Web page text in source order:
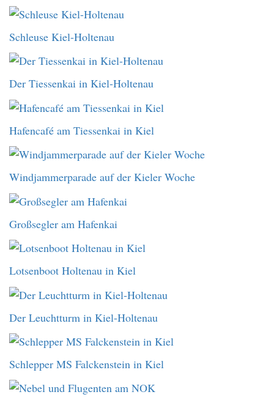
Schleuse Kiel-Holtenau
Der Tiessenkai in Kiel-Holtenau
Hafencafé am Tiessenkai in Kiel
Windjammerparade auf der Kieler Woche
Großsegler am Hafenkai
Lotsenboot Holtenau in Kiel
Der Leuchtturm in Kiel-Holtenau
Schlepper MS Falckenstein in Kiel